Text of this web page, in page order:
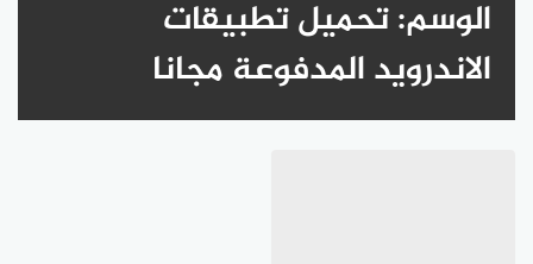
الوسم:تحميل تطبيقات
الاندرويد المدفوعة مجانا